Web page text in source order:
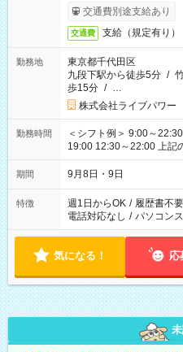
交通費別途支給あり
交通費 支給（規定有り）
勤務地
東京都千代田区
九段下駅から徒歩5分 /
歩15分 / …
株式会社ライブパワー
勤務時間
＜シフト例＞ 9:00～
19:00 12:30～22:00 上記の時間から好きな時間を選べます！ ※
時間は変更となる可能性
期間 9月8日・9日
特徴 週1日からOK / 履歴書不要
電話対応なし / パソコン
気になる！ 応